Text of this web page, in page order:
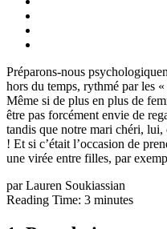
Préparons-nous
hors du temps, rythmé par les
Même si de plus en plus de
être pas forcément envie de
tandis que notre mari chéri, lui,
! Et si c’était l’occasion de
une virée entre filles, par
par Lauren Soukiassian
Reading Time: 3 minutes